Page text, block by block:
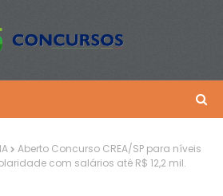
Aberto Concurso CREA/SP para níveis
com salários até R$ 12,2 mil.